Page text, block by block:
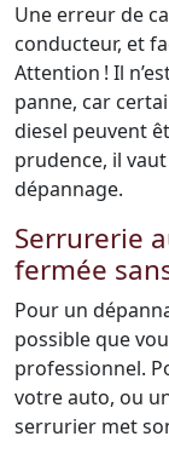
Une erreur de
conducteur, et
Attention ! Il
panne, car
diesel peuvent
prudence, il
dépannage.
Serrurerie
fermée
Pour un
possible que
professionnel.
votre auto, ou
serrurier met